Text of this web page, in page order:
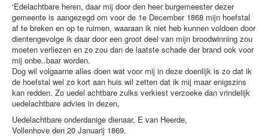
‘Edelachtbare heren, daar mij door den heer burgemeester dezer
gemeente is aangezegd om voor de 1e December 1868 mijn hoefstal
af te breken en op te ruimen, waaraan ik niet heb kunnen voldoen door
dientengevolge ik daar door een groot deel van mijn broodwinning zou
moeten verliezen en zo zou dan de laatste schade der brand ook voor
mij onbe..baar worden.
Dog wil volgaarne alles doen wat voor mij in deze doenlijk is zo dat ik
de hoefstal wel zo kort aan huis wil zetten dat ik mij maar enigszins
kan redden. Zo uedel achtbare zulks verkiest verzoeke dan vrindelijk
uedelachtbare advies in dezen,
Uedelachtbare onderdanige dienaar, E van Heerde,
Vollenhove den 20 Januarij 1869.